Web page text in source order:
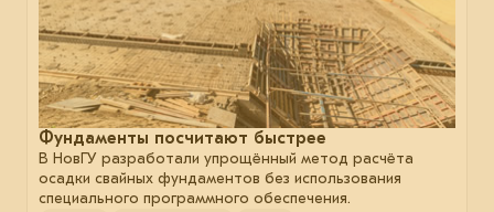
Фундаменты посчитают быстрее
В НовГУ разработали упрощённый метод расчёта
осадки свайных фундаментов без использования
специального программного обеспечения.